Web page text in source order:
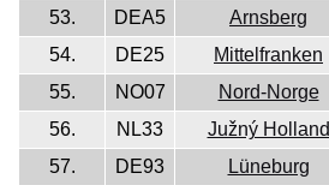
53.
DEA5 Arnsberg
54.
DE25 Mittelfranken
55.
NO07 Nord-Norge
56.
NL33 Južný Holland
57.
DE93 Lüneburg